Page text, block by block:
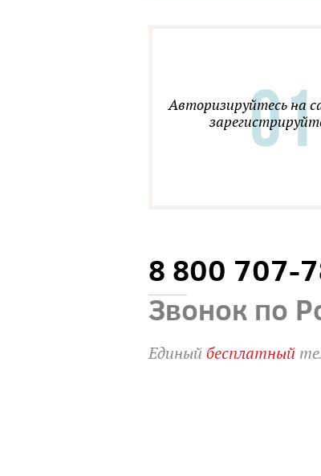
Авторизируйтесь на
8 800 707-
Звонок по
Единыйбесплатный